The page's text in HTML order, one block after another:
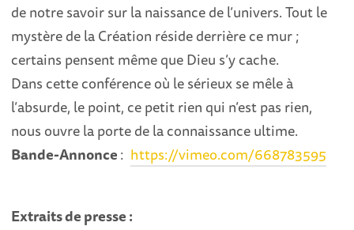
de notre savoir sur la naissance de l’univers. Tout le
mystère de la Création réside derrière ce mur ;
certains pensent même que Dieu s’y cache.
Dans cette conférence où le sérieux se mêle à
l’absurde, le point, ce petit rien qui n’est pas rien,
nous ouvre la porte de la connaissance ultime.
Bande-Annonce: https://vimeo.com/668783595
Extraits de presse :